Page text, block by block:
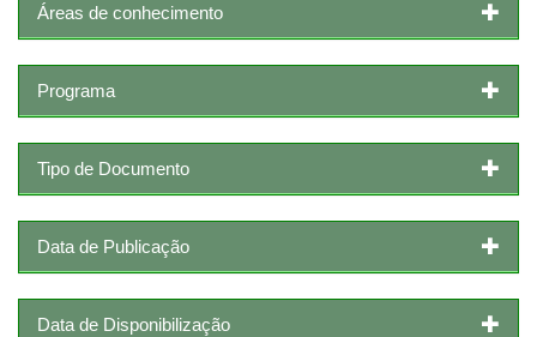
Áreas de conhecimento
Programa
Tipo de Documento
Data de Publicação
Data de Disponibilização